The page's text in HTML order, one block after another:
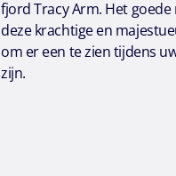
fjord Tracy Arm. Het
deze krachtige en
om er een te zien tijdens
zijn.